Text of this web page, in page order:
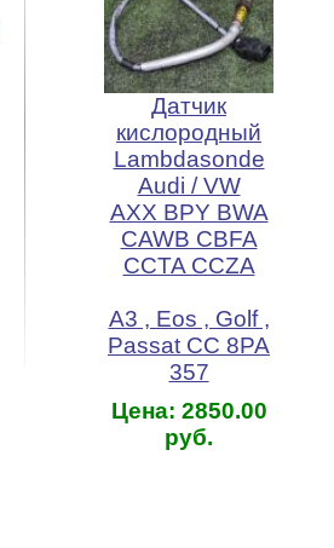
Датчик
кислородный
Lambdasonde
Audi / VW
AXX BPY BWA
CAWB CBFA
CCTA CCZA
A3 , Eos , Golf ,
Passat CC 8PA
357
Цена: 2850.00
руб.